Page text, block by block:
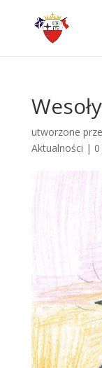
utworzone
Aktualności |